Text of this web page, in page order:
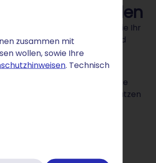
zusammen mit
wollen, sowie Ihre
. Technisch
werden
(KI) erstellen. Optimieren Sie Ihr
Chance auf mehr Sales und
analysieren. Auf Ihrem
haben. Jederzeit haben Sie die
oder Inspiration nutzen